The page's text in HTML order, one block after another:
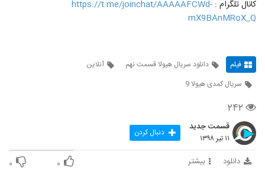
کانال تلگرام : https://t.me/joinchat/AAAAAFCWd-
mX9BAnMRoX_Q
فیلم دانلود سریال هیولا قسمت نهم
آنلاین
سریال کمدی هیولا 9
۲۴۲
قسمت جدید
۱۱ تیر ۱۳۹۸ دنبال کردن
دانلود بیشتر ۰ ۰